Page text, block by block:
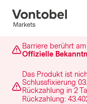
Barriere berührt am
Offizielle
Das Produkt ist
Schlussfixierung
Rückzahlung in 2
Rückzahlung: